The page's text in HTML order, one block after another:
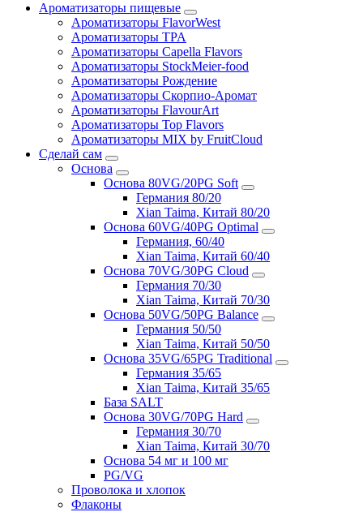
Ароматизаторы пищевые
Ароматизаторы FlavorWest
Ароматизаторы TPA
Ароматизаторы Capella Flavors
Ароматизаторы StockMeier-food
Ароматизаторы Рождение
Ароматизаторы Скорпио-Аромат
Ароматизаторы FlavourArt
Ароматизаторы Top Flavors
Ароматизаторы MIX by FruitCloud
Сделай сам
Основа
Основа 80VG/20PG Soft
Германия 80/20
Xian Taima, Китай 80/20
Основа 60VG/40PG Optimal
Германия, 60/40
Xian Taima, Китай 60/40
Основа 70VG/30PG Cloud
Германия 70/30
Xian Taima, Китай 70/30
Основа 50VG/50PG Balance
Германия 50/50
Xian Taima, Китай 50/50
Основа 35VG/65PG Traditional
Германия 35/65
Xian Taima, Китай 35/65
База SALT
Основа 30VG/70PG Hard
Германия 30/70
Xian Taima, Китай 30/70
Основа 54 мг и 100 мг
PG/VG
Проволока и хлопок
Флаконы